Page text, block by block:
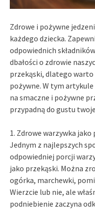
Zdrowe i pożywne
każdego dziecka.
odpowiednich
dbałości o zdrowie
przekąski, dlatego
pożywne. W tym
na smaczne i pożywne
przypadną do gustu
1. Zdrowe warzywka jako
Jednym z najlepszych
odpowiedniej porcji
jako przekąski. Można
ogórka, marchewki,
Wierzcie lub nie, ale
podniebienie zaczyna